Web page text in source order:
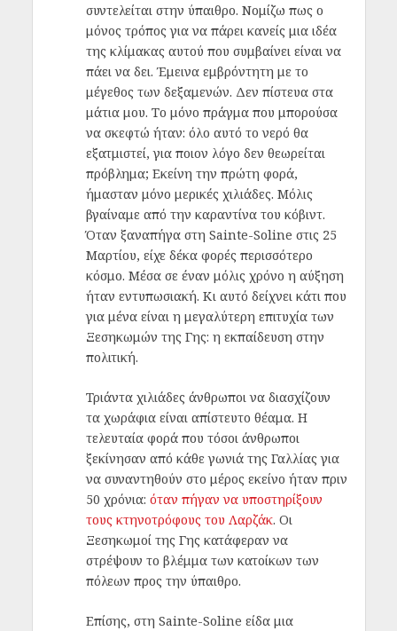
συντελείται στην ύπαιθρο. Νομίζω πως ο
μόνος τρόπος για να πάρει κανείς μια ιδέα
της κλίμακας αυτού που συμβαίνει είναι να
πάει να δει. Έμεινα εμβρόντητη με το
μέγεθος των δεξαμενών. Δεν πίστευα στα
μάτια μου. Το μόνο πράγμα που μπορούσα
να σκεφτώ ήταν: όλο αυτό το νερό θα
εξατμιστεί, για ποιον λόγο δεν θεωρείται
πρόβλημα; Εκείνη την πρώτη φορά,
ήμασταν μόνο μερικές χιλιάδες. Μόλις
βγαίναμε από την καραντίνα του κόβιντ.
Όταν ξαναπήγα στη Sainte-Soline στις 25
Μαρτίου, είχε δέκα φορές περισσότερο
κόσμο. Μέσα σε έναν μόλις χρόνο η αύξηση
ήταν εντυπωσιακή. Κι αυτό δείχνει κάτι που
για μένα είναι η μεγαλύτερη επιτυχία των
Ξεσηκωμών της Γης: η εκπαίδευση στην
πολιτική.
Τριάντα χιλιάδες άνθρωποι να διασχίζουν
τα χωράφια είναι απίστευτο θέαμα. Η
τελευταία φορά που τόσοι άνθρωποι
ξεκίνησαν από κάθε γωνιά της Γαλλίας για
να συναντηθούν στο μέρος εκείνο ήταν πριν
50 χρόνια: όταν πήγαν να υποστηρίξουν
τους κτηνοτρόφους του Λαρζάκ. Οι
Ξεσηκωμοί της Γης κατάφεραν να
στρέψουν το βλέμμα των κατοίκων των
πόλεων προς την ύπαιθρο.
Επίσης, στη Sainte-Soline είδα μια